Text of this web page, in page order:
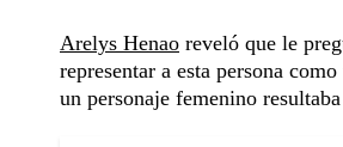
Arelys Henao reveló que le
representar a esta persona
un personaje femenino